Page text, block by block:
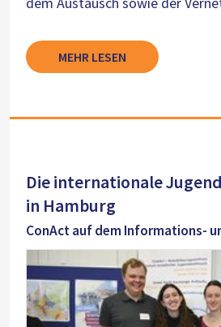
MEHR LESEN
Die internationale
in Hamburg
ConAct auf dem Informations-